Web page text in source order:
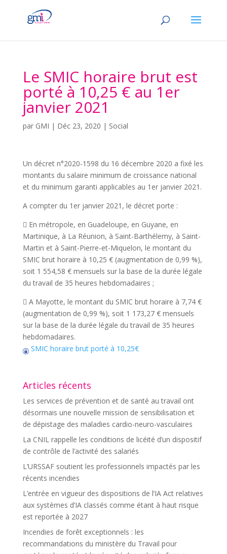
Le SMIC horaire brut est
porté à 10,25 € au 1er
janvier 2021
par GMI | Déc 23, 2020 | Social
Un décret n°2020-1598 du 16 décembre 2020 a fixé les
montants du salaire minimum de croissance national
et du minimum garanti applicables au 1er janvier 2021.
A compter du 1er janvier 2021, le décret porte :
 En métropole, en Guadeloupe, en Guyane, en
Martinique, à La Réunion, à Saint-Barthélemy, à Saint-
Martin et à Saint-Pierre-et-Miquelon, le montant du
SMIC brut horaire à 10,25 € (augmentation de 0,99 %),
soit 1 554,58 € mensuels sur la base de la durée légale
du travail de 35 heures hebdomadaires ;
 A Mayotte, le montant du SMIC brut horaire à 7,74 €
(augmentation de 0,99 %), soit 1 173,27 € mensuels
sur la base de la durée légale du travail de 35 heures
hebdomadaires.
SMIC horaire brut porté à 10,25€
Articles récents
Les services de prévention et de santé au travail ont
désormais une nouvelle mission de sensibilisation et
de dépistage des maladies cardio-neuro-vasculaires
La CNIL rappelle les conditions de licéité d’un dispositif
de contrôle de l’activité des salariés
L’URSSAF soutient les professionnels impactés par les
récents incendies
L’entrée en vigueur des dispositions de l’IA Act relatives
aux systèmes d’IA classés comme étant à haut risque
est reportée à 2027
Incendies de forêt exceptionnels : les
recommandations du ministère du Travail pour